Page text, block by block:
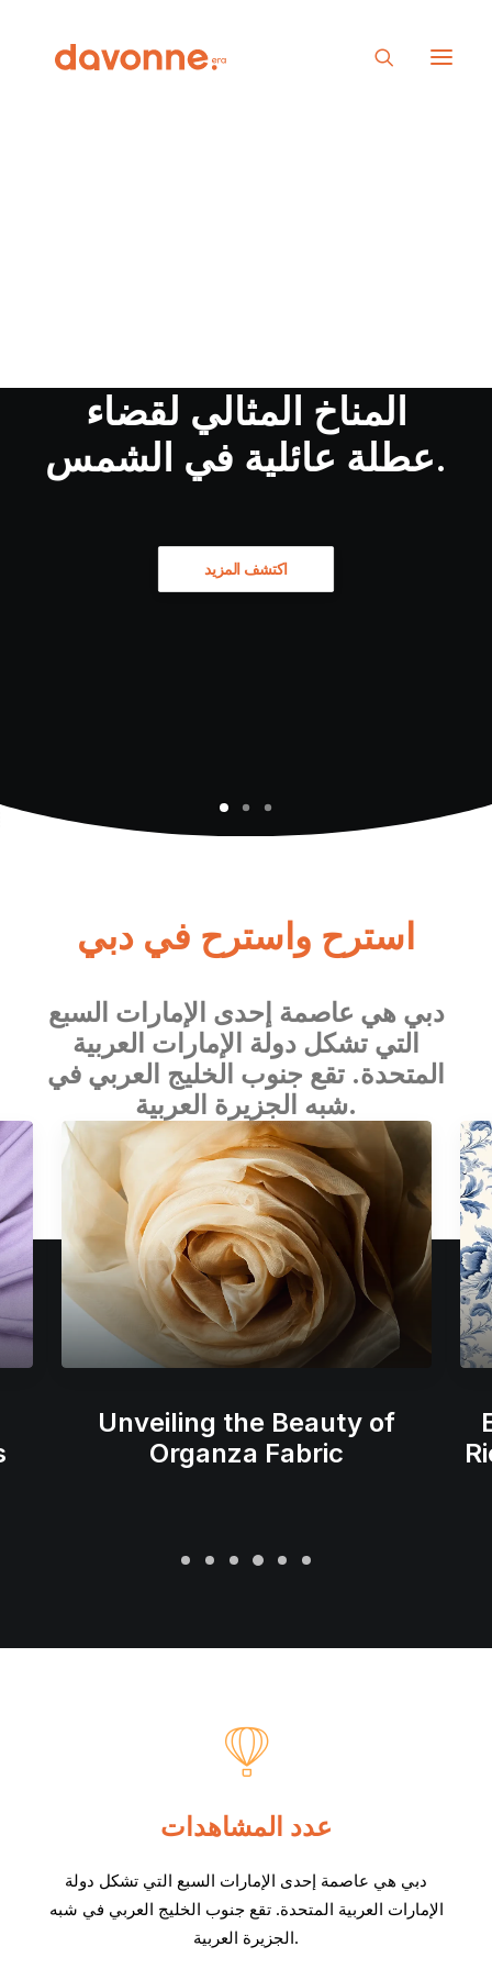
المناخ المثالي لقضاء
عطلة عائلية في الشمس.
اكتشف المزيد
استرح واسترح في دبي
دبي هي عاصمة إحدى الإمارات السبع
التي تشكل دولة الإمارات العربية
المتحدة. تقع جنوب الخليج العربي في
شبه الجزيرة العربية.
Unveiling the Beauty of
Organza Fabric
عدد المشاهدات
دبي هي عاصمة إحدى الإمارات السبع التي تشكل دولة
الإمارات العربية المتحدة. تقع جنوب الخليج العربي في شبه
الجزيرة العربية.